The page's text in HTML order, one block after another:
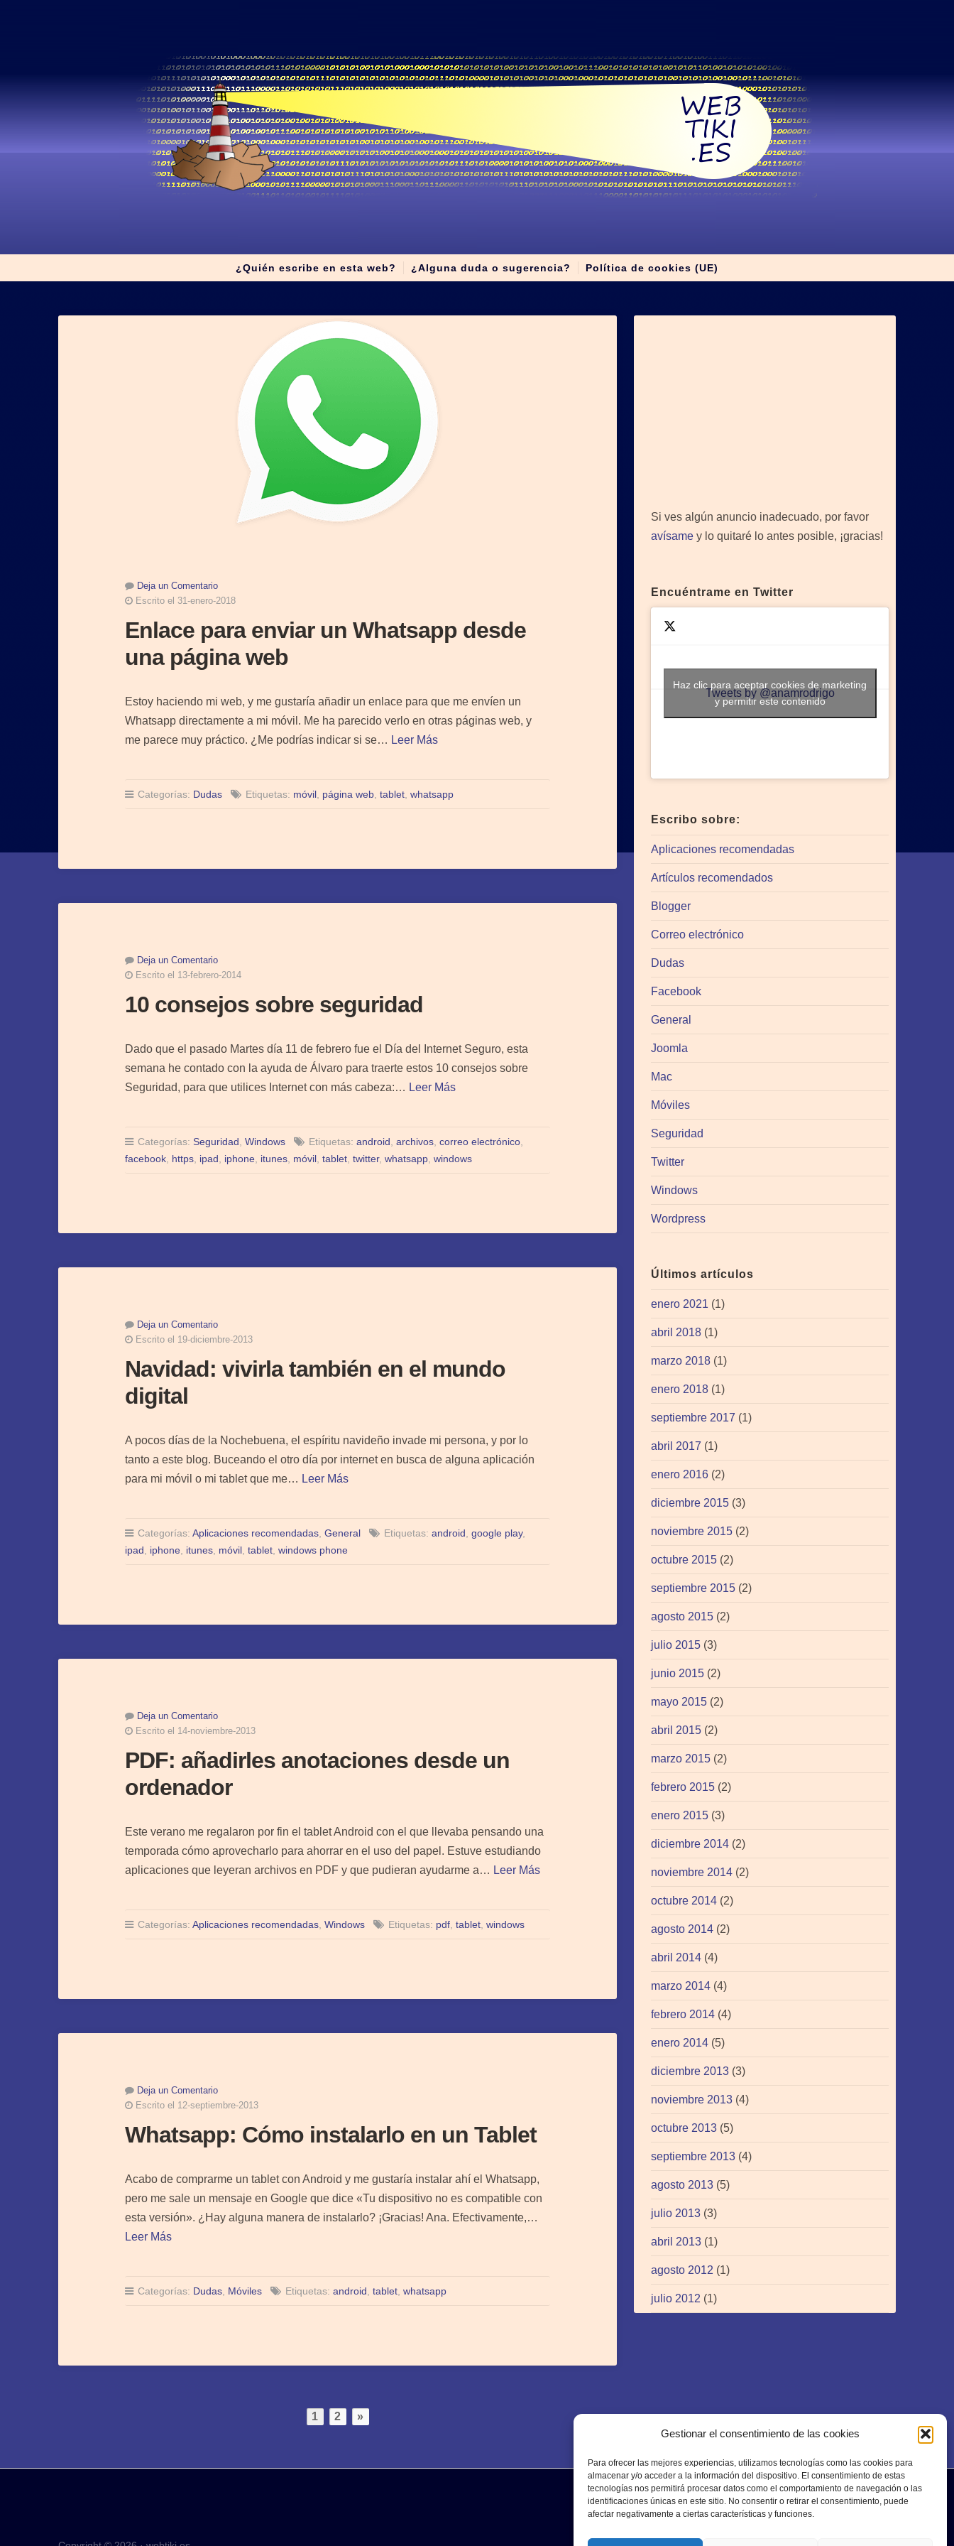
Gestionar el consentimiento de las cookies
Para ofrecer las mejores experiencias, utilizamos tecnologías como las cookies para
almacenar y/o acceder a la información del dispositivo. El consentimiento de estas
tecnologías nos permitirá procesar datos como el comportamiento de navegación o las
identificaciones únicas en este sitio. No consentir o retirar el consentimiento, puede
afectar negativamente a ciertas características y funciones.
¿Quién escribe en esta web? ¿Alguna duda o sugerencia? Política de cookies (UE)
Deja un Comentario
Escrito el 31-enero-2018
Enlace para enviar un Whatsapp desde
una página web
Estoy haciendo mi web, y me gustaría añadir un enlace para que me envíen un
Whatsapp directamente a mi móvil. Me ha parecido verlo en otras páginas web, y
me parece muy práctico. ¿Me podrías indicar si se… Leer Más
Categorías: Dudas Etiquetas: móvil, página web,tablet,whatsapp
Deja un Comentario
Escrito el 13-febrero-2014
10 consejos sobre seguridad
Dado que el pasado Martes día 11 de febrero fue el Día del Internet Seguro, esta
semana he contado con la ayuda de Álvaro para traerte estos 10 consejos sobre
Seguridad, para que utilices Internet con más cabeza:… Leer Más
Categorías:Seguridad,Windows Etiquetas:android,archivos,correo electrónico,
facebook, https, ipad, iphone, itunes, móvil,tablet,twitter,whatsapp,windows
Deja un Comentario
Escrito el 19-diciembre-2013
Navidad: vivirla también en el mundo
digital
A pocos días de la Nochebuena, el espíritu navideño invade mi persona, y por lo
tanto a este blog. Buceando el otro día por internet en busca de alguna aplicación
para mi móvil o mi tablet que me… Leer Más
Categorías:Aplicaciones recomendadas,General Etiquetas:android,google play,
ipad, iphone, itunes, móvil,tablet,windows phone
Deja un Comentario
Escrito el 14-noviembre-2013
PDF: añadirles anotaciones desde un
ordenador
Este verano me regalaron por fin el tablet Android con el que llevaba pensando una
temporada cómo aprovecharlo para ahorrar en el uso del papel. Estuve estudiando
aplicaciones que leyeran archivos en PDF y que pudieran ayudarme a… Leer Más
Categorías:Aplicaciones recomendadas,Windows Etiquetas: pdf,tablet,windows
Deja un Comentario
Escrito el 12-septiembre-2013
Whatsapp: Cómo instalarlo en un Tablet
Acabo de comprarme un tablet con Android y me gustaría instalar ahí el Whatsapp,
pero me sale un mensaje en Google que dice «Tu dispositivo no es compatible con
esta versión». ¿Hay alguna manera de instalarlo? ¡Gracias! Ana. Efectivamente,…
Leer Más
Categorías: Dudas, Móviles Etiquetas:android,tablet,whatsapp
1 2 »
Si ves algún anuncio inadecuado, por favor
avísame y lo quitaré lo antes posible, ¡gracias!
Encuéntrame en Twitter
Tweets by @anamrodrigo
Haz clic para aceptar cookies de marketing
y permitir este contenido
Escribo sobre:
Aplicaciones recomendadas
Artículos recomendados
Blogger
Correo electrónico
Dudas
Facebook
General
Joomla
Mac
Móviles
Seguridad
Twitter
Windows
Wordpress
Últimos artículos
enero 2021 (1)
abril 2018 (1)
marzo 2018 (1)
enero 2018 (1)
septiembre 2017 (1)
abril 2017 (1)
enero 2016 (2)
diciembre 2015 (3)
noviembre 2015 (2)
octubre 2015 (2)
septiembre 2015 (2)
agosto 2015 (2)
julio 2015 (3)
junio 2015 (2)
mayo 2015 (2)
abril 2015 (2)
marzo 2015 (2)
febrero 2015 (2)
enero 2015 (3)
diciembre 2014 (2)
noviembre 2014 (2)
octubre 2014 (2)
agosto 2014 (2)
abril 2014 (4)
marzo 2014 (4)
febrero 2014 (4)
enero 2014 (5)
diciembre 2013 (3)
noviembre 2013 (4)
octubre 2013 (5)
septiembre 2013 (4)
agosto 2013 (5)
julio 2013 (3)
abril 2013 (1)
agosto 2012 (1)
julio 2012 (1)